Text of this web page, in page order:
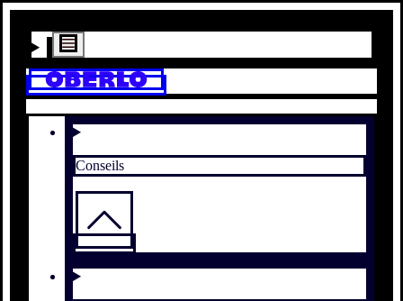
Conseils